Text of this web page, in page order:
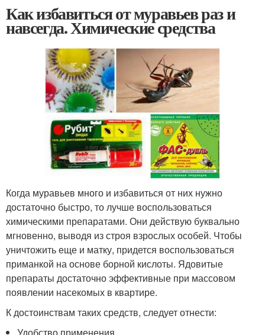
Как избавиться от муравьев раз и
навсегда. Химические средства
Когда муравьев много и избавиться от них нужно
достаточно быстро, то лучше воспользоваться
химическими препаратами. Они действую буквально
мгновенно, выводя из строя взрослых особей. Чтобы
уничтожить еще и матку, придется воспользоваться
приманкой на основе борной кислоты. Ядовитые
препараты достаточно эффективные при массовом
появлении насекомых в квартире.
К достоинствам таких средств, следует отнести: